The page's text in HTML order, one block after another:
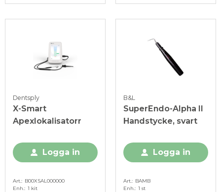
Dentsply
X-Smart
Apexlokalisatorr
Logga in
Art.
B00XSAL000000
Enh.
1 kit
B&L
SuperEndo-Alpha II
Handstycke, svart
Logga in
Art.
BAMB
Enh.
1 st